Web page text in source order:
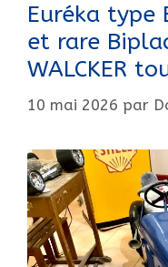
Euréka type
et rare
WALCKER
10 mai 2026 par